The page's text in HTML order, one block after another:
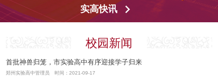
实高快讯
校园新闻
首批神兽归笼，市实验高中有序迎接学子归来
郑州实验高中管理员 时间：2021-09-17